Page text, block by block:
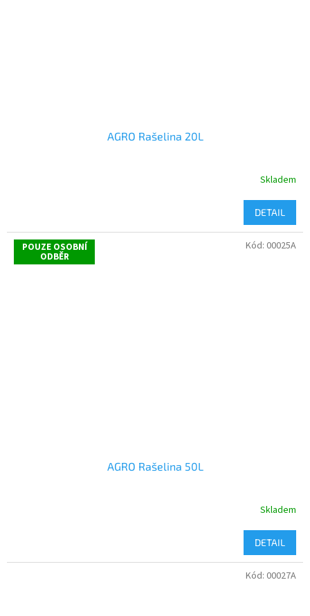
AGRO Rašelina 20L
Skladem
DETAIL
POUZE OSOBNÍ
ODBĚR
AGRO Rašelina 50L
Skladem
DETAIL
Kód: 00025A
Kód: 00027A